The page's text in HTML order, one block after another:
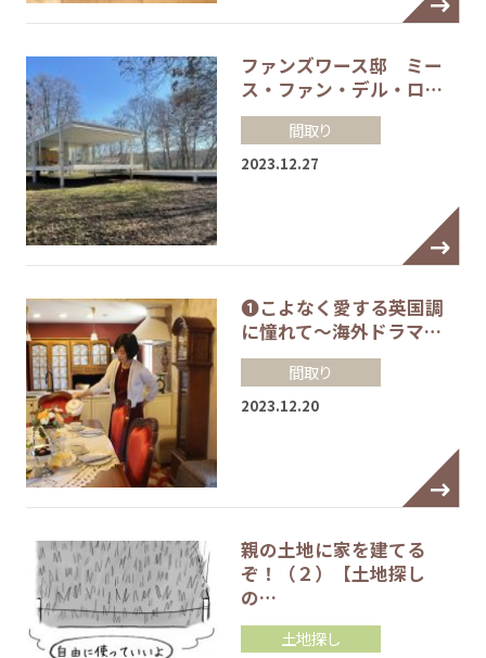
ファンズワース邸 ミー
ス・ファン・デル・ロ…
間取り
2023.12.27
❶こよなく愛する英国調
に憧れて～海外ドラマ…
間取り
2023.12.20
親の土地に家を建てる
ぞ！（２）【土地探し
の…
土地探し